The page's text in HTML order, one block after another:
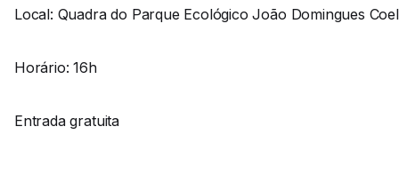
Local: Quadra do Parque Ecológico João Domingues
Horário: 16h
Entrada gratuita